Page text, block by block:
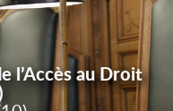
l’Accès au Droit